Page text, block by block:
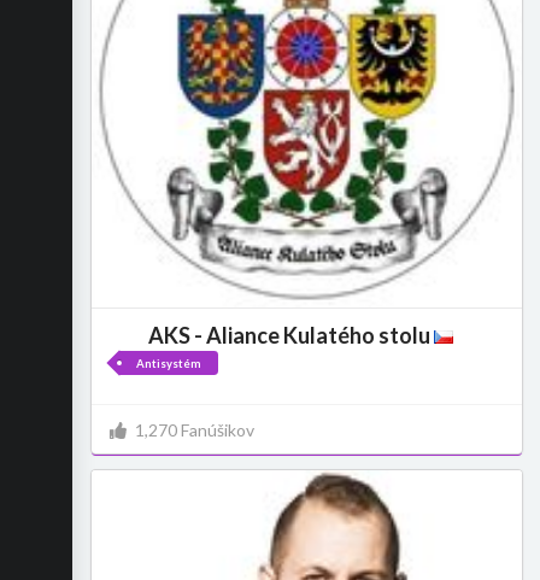
AKS - Aliance Kulatého stolu
Antisystém
1,270 Fanúšikov